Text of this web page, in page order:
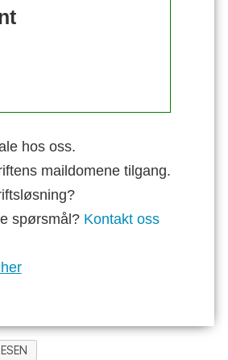
hos oss.
maildomene tilgang.
spørsmål? Kontakt oss